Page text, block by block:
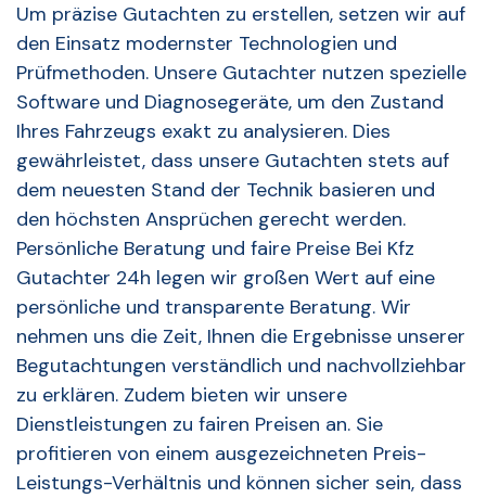
Um präzise Gutachten zu erstellen, setzen wir auf
den Einsatz modernster Technologien und
Prüfmethoden. Unsere Gutachter nutzen spezielle
Software und Diagnosegeräte, um den Zustand
Ihres Fahrzeugs exakt zu analysieren. Dies
gewährleistet, dass unsere Gutachten stets auf
dem neuesten Stand der Technik basieren und
den höchsten Ansprüchen gerecht werden.
Persönliche Beratung und faire Preise Bei Kfz
Gutachter 24h legen wir großen Wert auf eine
persönliche und transparente Beratung. Wir
nehmen uns die Zeit, Ihnen die Ergebnisse unserer
Begutachtungen verständlich und nachvollziehbar
zu erklären. Zudem bieten wir unsere
Dienstleistungen zu fairen Preisen an. Sie
profitieren von einem ausgezeichneten Preis-
Leistungs-Verhältnis und können sicher sein, dass